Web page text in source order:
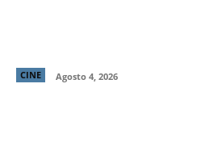
CINE Agosto 4, 2026